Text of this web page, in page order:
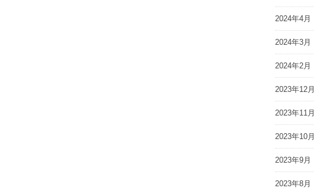
2024年4月
2024年3月
2024年2月
2023年12月
2023年11月
2023年10月
2023年9月
2023年8月